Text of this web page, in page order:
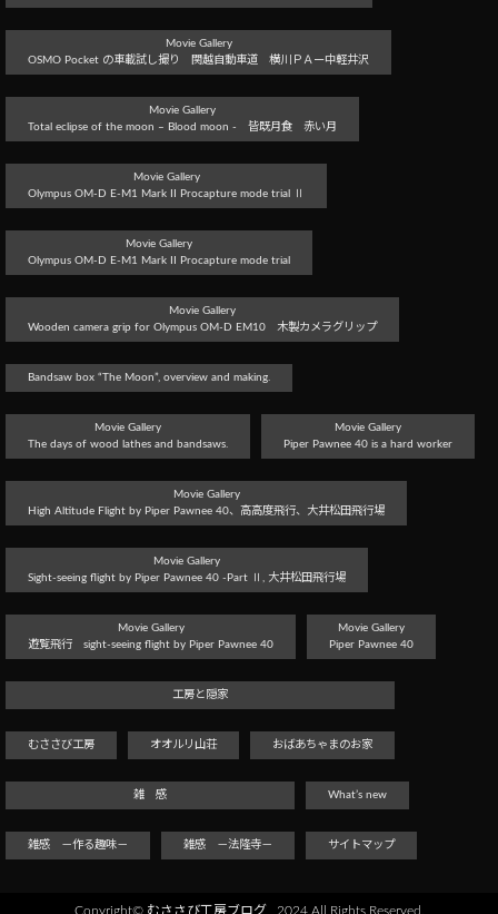
Movie Gallery
OSMO Pocket の車載試し撮り 関越自動車道 横川ＰＡー中軽井沢
Movie Gallery
Total eclipse of the moon – Blood moon - 皆既月食 赤い月
Movie Gallery
Olympus OM-D E-M1 Mark II Procapture mode trial Ⅱ
Movie Gallery
Olympus OM-D E-M1 Mark II Procapture mode trial
Movie Gallery
Wooden camera grip for Olympus OM-D EM10 木製カメラグリップ
Bandsaw box “The Moon”, overview and making.
Movie Gallery
The days of wood lathes and bandsaws.
Movie Gallery
Piper Pawnee 40 is a hard worker
Movie Gallery
High Altitude Flight by Piper Pawnee 40、高高度飛行、大井松田飛行場
Movie Gallery
Sight-seeing flight by Piper Pawnee 40 -Part Ⅱ, 大井松田飛行場
Movie Gallery
遊覧飛行 sight-seeing flight by Piper Pawnee 40
Movie Gallery
Piper Pawnee 40
工房と隠家
むささび工房 オオルリ山荘 おばあちゃまのお家
雑 感
雑感 －作る趣味－ 雑感 －法隆寺－
What’s new
サイトマップ
Copyright© むささび工房ブログ, 2024 All Rights Reserved.